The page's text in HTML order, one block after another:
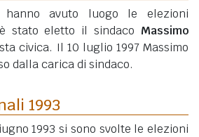
avuto luogo le elezioni
stato eletto il sindaco Massimo
civica. Il 10 luglio 1997 Massimo
dalla carica di sindaco.
1993
1993 si sono svolte le elezioni